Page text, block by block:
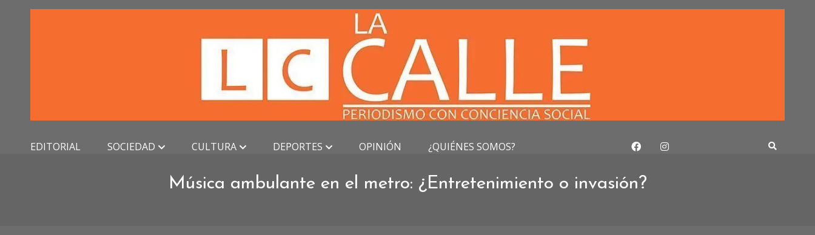
EDITORIAL SOCIEDAD CULTURA DEPORTES OPINIÓN ¿QUIÉNES SOMOS?
Música ambulante en el metro: ¿Entretenimiento o invasión?